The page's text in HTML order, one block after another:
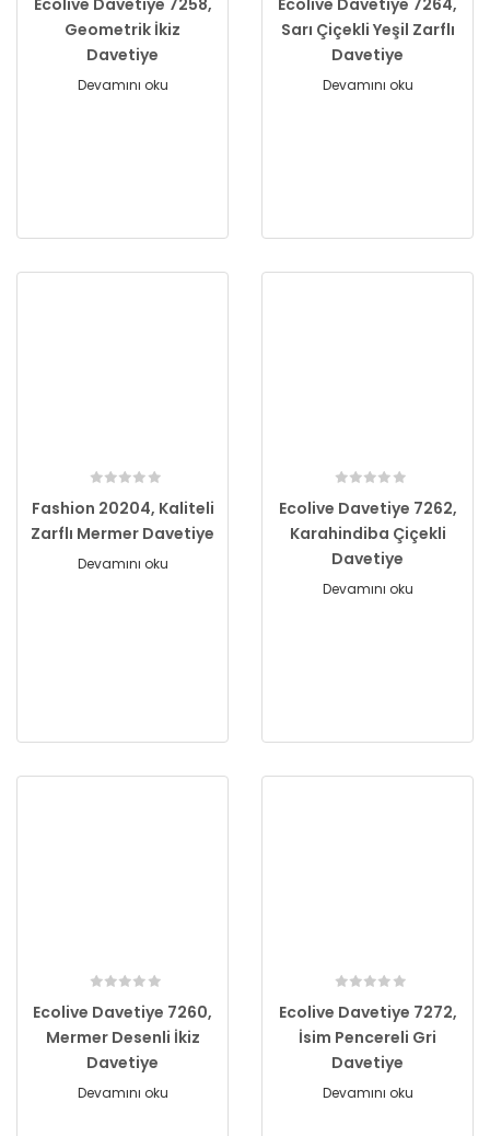
Ecolive Davetiye 7258,
Geometrik İkiz
Davetiye
Devamını oku
Ecolive Davetiye 7264,
Sarı Çiçekli Yeşil Zarflı
Davetiye
Devamını oku
Fashion 20204, Kaliteli
Zarflı Mermer Davetiye
Devamını oku
Ecolive Davetiye 7262,
Karahindiba Çiçekli
Davetiye
Devamını oku
Ecolive Davetiye 7260,
Mermer Desenli İkiz
Davetiye
Devamını oku
Ecolive Davetiye 7272,
İsim Pencereli Gri
Davetiye
Devamını oku